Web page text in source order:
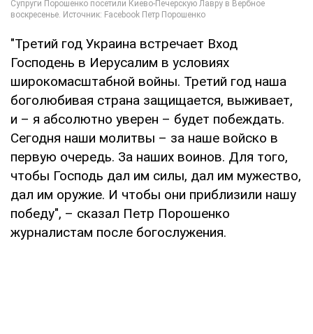
"Третий год Украина встречает Вход
Господень в Иерусалим в условиях
широкомасштабной войны. Третий год наша
боголюбивая страна защищается, выживает,
и – я абсолютно уверен – будет побеждать.
Сегодня наши молитвы – за наше войско в
первую очередь. За наших воинов. Для того,
чтобы Господь дал им силы, дал им мужество,
дал им оружие. И чтобы они приблизили нашу
победу", – сказал Петр Порошенко
журналистам после богослужения.